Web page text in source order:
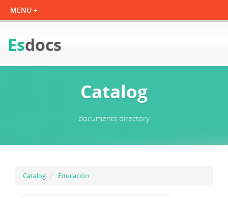
Esdocs
Catalog
documents directory
Catalog Educación